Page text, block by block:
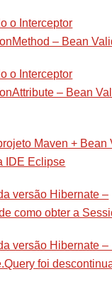
o Interceptor
– Bean
o Interceptor
– Bean
Maven + Bean
IDE Eclipse
versão Hibernate –
como obter a
versão Hibernate –
foi